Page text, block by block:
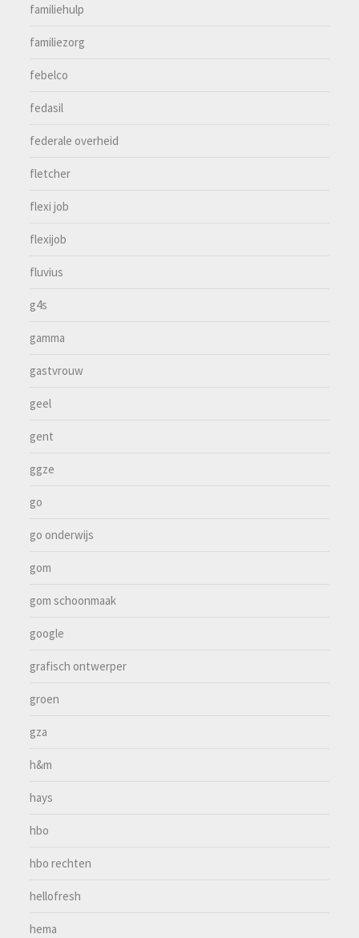
familiehulp
familiezorg
febelco
fedasil
federale overheid
fletcher
flexi job
flexijob
fluvius
g4s
gamma
gastvrouw
geel
gent
ggze
go
go onderwijs
gom
gom schoonmaak
google
grafisch ontwerper
groen
gza
h&m
hays
hbo
hbo rechten
hellofresh
hema